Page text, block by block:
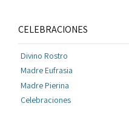
CELEBRACIONES
Divino Rostro
Madre Eufrasia
Madre Pierina
Celebraciones